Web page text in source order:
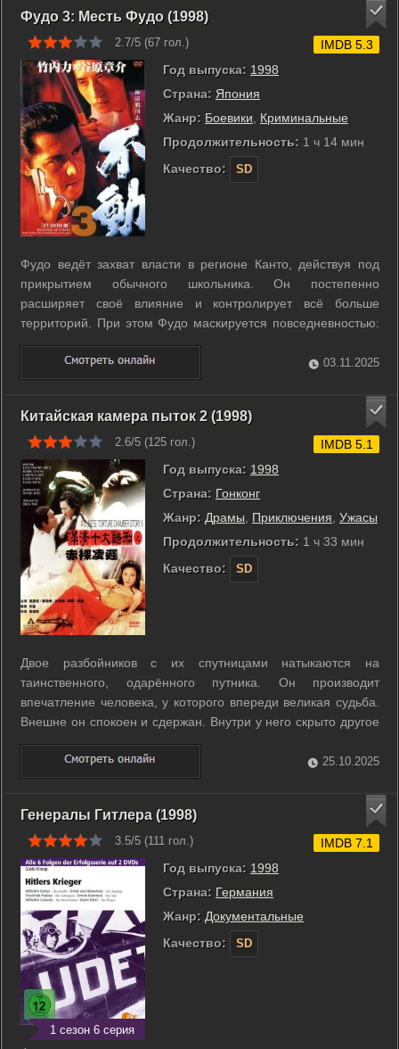
Фудо 3: Месть Фудо (1998)
2.7/5 (67 гол.)
Год выпуска: 1998
Страна: Япония
Жанр: Боевики, Криминальные
Продолжительность: 1 ч 14 мин
Качество:
SD
IMDB 5.3
Фудо ведёт захват власти в регионе Канто, действуя под
прикрытием обычного школьника. Он постепенно
расширяет своё влияние и контролирует всё больше
территорий. При этом Фудо маскируется повседневностью:
за образом старшеклассника скрывается расчётливый и
целеустремлённый лидер. Его двойная жизнь создаёт
напряжение между публичной ролью и ...
03.11.2025
Китайская камера пыток 2 (1998)
2.6/5 (125 гол.)
Год выпуска: 1998
Страна: Гонконг
Жанр: Драмы Приключения Ужасы
Продолжительность: 1 ч 33 мин
Качество:
SD
IMDB 5.1
Двое разбойников с их спутницами натыкаются на
таинственного, одарённого путника. Он производит
впечатление человека, у которого впереди великая судьба.
Внешне он спокоен и сдержан. Внутри у него скрыто другое
— тяга к пыткам. Ситуация быстро обостряется, когда эта
тёмная сторона начинает проявляться. ...
25.10.2025
Генералы Гитлера (1998)
3.5/5 (111 гол.)
1 сезон 6 серия
Год выпуска: 1998
Страна: Германия
Жанр: Документальные
Качество:
SD
IMDB 7.1